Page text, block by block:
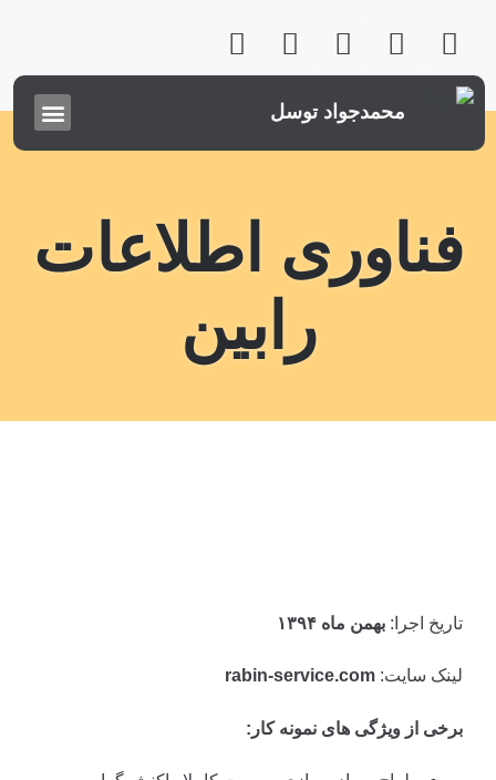
محمدجواد توسل
فناوری اطلاعات
رابین
تاریخ اجرا: بهمن ماه ۱۳۹۴
لینک سایت: rabin-service.com
برخی از ویژگی های نمونه کار: